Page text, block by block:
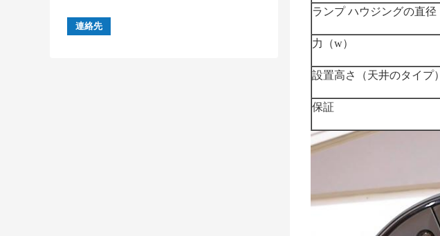
ランプ ハウジングの直径
力（w）
設置高さ（天井のタイプ）
保証